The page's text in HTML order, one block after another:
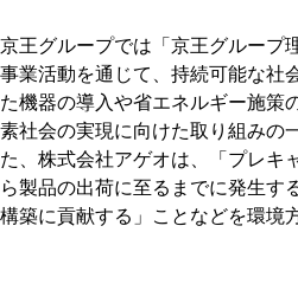
京王グループでは「京王グループ
事業活動を通じて、持続可能な社
た機器の導入や省エネルギー施策
素社会の実現に向けた取り組みの
た、株式会社アゲオは、「プレキ
ら製品の出荷に至るまでに発生す
構築に貢献する」ことなどを環境